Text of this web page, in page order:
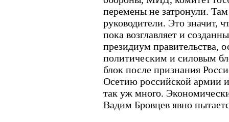
перемены не затронули.
руководители. Это значит,
пока возглавляет и
президиум правительства,
политическим и силовым
блок после признания
Осетию российской армии
так уж много.
Вадим Бровцев явно